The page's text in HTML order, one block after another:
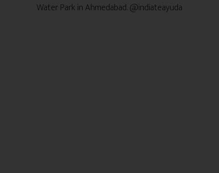
Water Park in Ahmedabad. @indiateayuda